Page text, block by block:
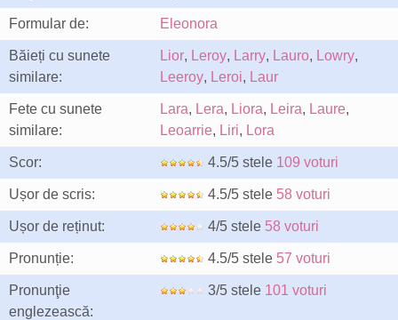
Formular de: Eleonora
Băieți cu sunete
similare:
Lior, Leroy, Larry, Lauro, Lowry,
Leeroy, Leroi, Laur
Fete cu sunete
similare:
Lara, Lera, Liora, Leira, Laure,
Leoarrie, Liri, Lora
Scor: 4.5/5 stele 109 voturi
Ușor de scris: 4.5/5 stele 58 voturi
Ușor de reținut: 4/5 stele 58 voturi
Pronunție: 4.5/5 stele 57 voturi
Pronunţie
englezească:
3/5 stele 101 voturi